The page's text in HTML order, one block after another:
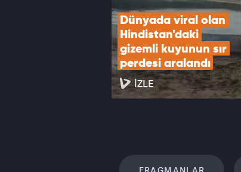
Dünyada viral olan
Hindistan'daki
gizemli kuyunun sır
perdesi aralandı
İZLE